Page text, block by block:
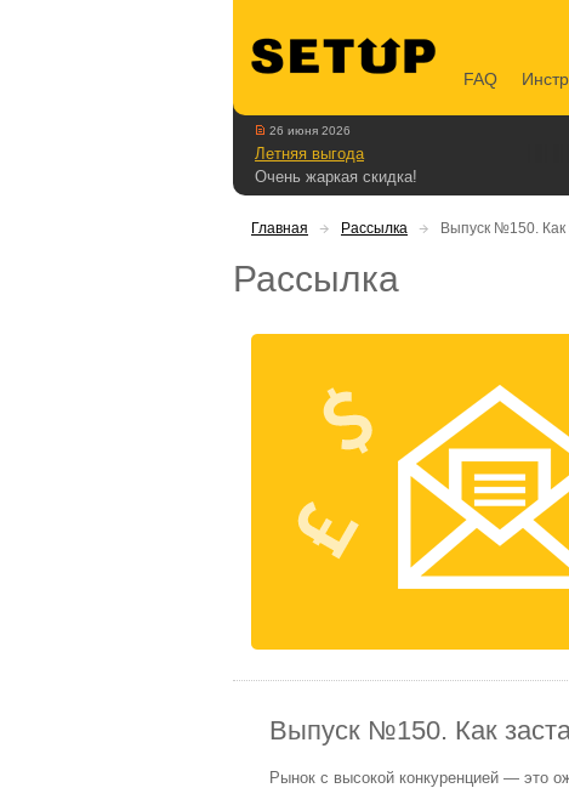
FAQ
26 июня 2026
Летняя выгода
Очень жаркая скидка!
Главная Рассылка Выпуск №150. Как
Рассылка
Выпуск №150. Как
Рынок с высокой конкуренцией — это